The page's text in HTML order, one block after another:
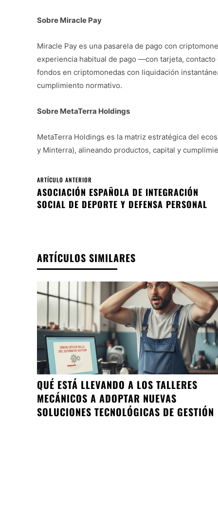
Sobre Miracle Pay
Miracle Pay es una pasarela de pago con
experiencia habitual de pago —con tarjeta,
fondos en criptomonedas con liquidación
cumplimiento normativo.
Sobre MetaTerra Holdings
MetaTerra Holdings es la matriz estratégica del
y Minterra), alineando productos, capital y
ARTÍCULO ANTERIOR
ASOCIACIÓN ESPAÑOLA DE INTEGRACIÓN
SOCIAL DE DEPORTE Y DEFENSA PERSONAL
ARTÍCULOS SIMILARES
QUÉ ESTÁ LLEVANDO A LOS TALLERES
MECÁNICOS A ADOPTAR NUEVAS
SOLUCIONES TECNOLÓGICAS DE GESTIÓN